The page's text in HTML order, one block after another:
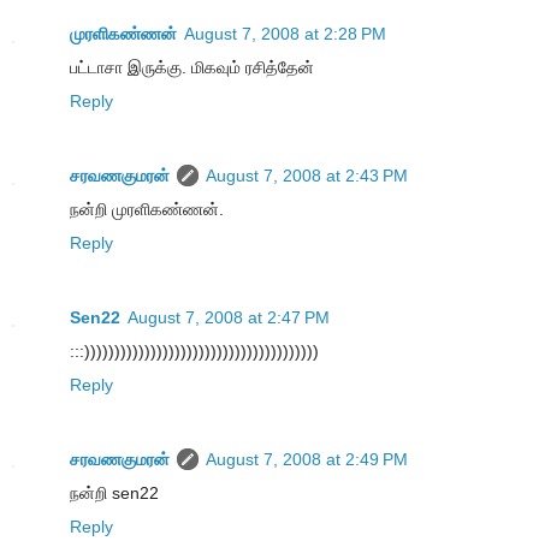
முரளிகண்ணன் August 7, 2008 at 2:28 PM
பட்டாசா இருக்கு. மிகவும் ரசித்தேன்
Reply
சரவணகுமரன்
August 7, 2008 at 2:43 PM
நன்றி முரளிகண்ணன்.
Reply
Sen22 August 7, 2008 at 2:47 PM
:::)))))))))))))))))))))))))))))))))))))))
Reply
சரவணகுமரன்
August 7, 2008 at 2:49 PM
நன்றி sen22
Reply